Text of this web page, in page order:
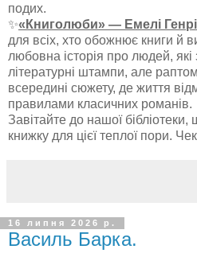
подих.
✨«Книголюби» — Емелі
для всіх, хто обожнює книги й
любовна історія про людей,
літературні штампи, але
всередині сюжету, де життя
правилами класичних романів.
Завітайте до нашої
книжку для цієї теплої пори.
16 липня 2026 р.
Василь Барка.